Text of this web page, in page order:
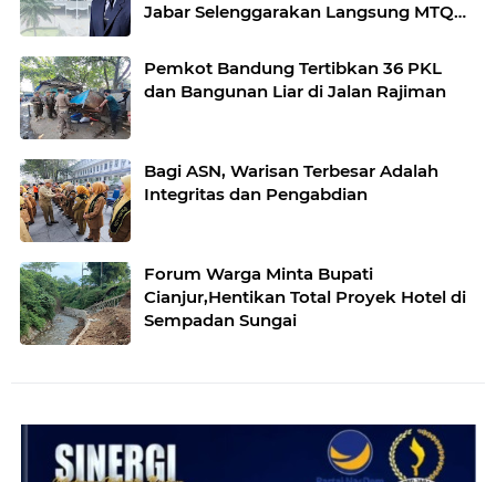
Jabar Selenggarakan Langsung MTQ
Pemkot Bandung Tertibkan 36 PKL
dan Bangunan Liar di Jalan Rajiman
Bagi ASN, Warisan Terbesar Adalah
Integritas dan Pengabdian
Forum Warga Minta Bupati
Cianjur,Hentikan Total Proyek Hotel di
Sempadan Sungai